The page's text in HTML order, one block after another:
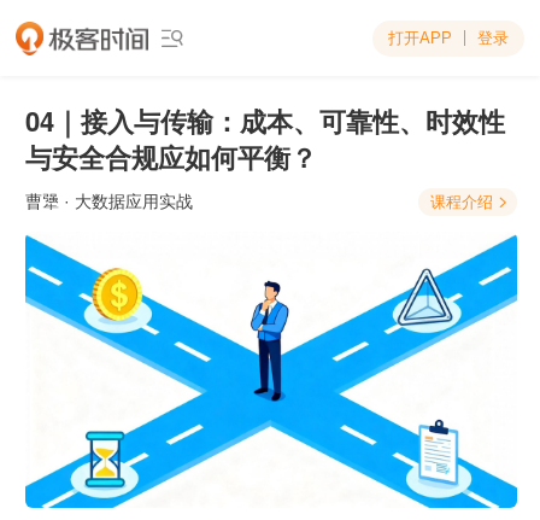
 打开APP 登录
04｜接入与传输：成本、可靠性、时效性
与安全合规应如何平衡？
曹犟 · 大数据应用实战 课程介绍 